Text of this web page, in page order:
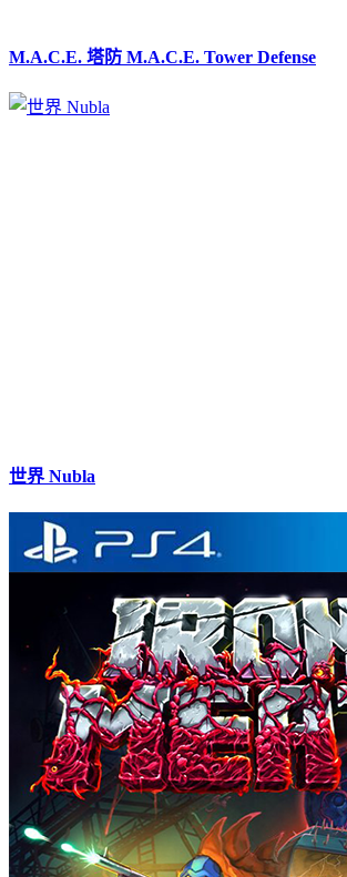
M.A.C.E. 塔防 M.A.C.E. Tower Defense
世界 Nubla